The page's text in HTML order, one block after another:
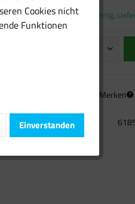
Sofort versandfertig,
Merken
Artikel-Nr.:
Cookies nicht
Funktionen
Einverstanden